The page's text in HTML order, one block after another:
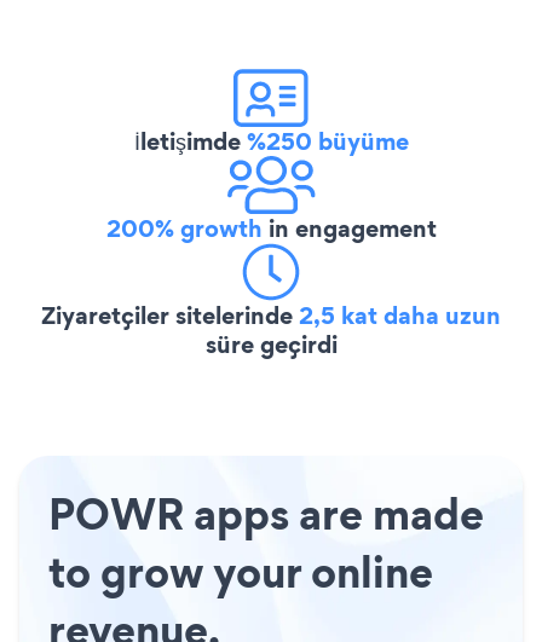
İletişimde%250 büyüme
200% growth in engagement
Ziyaretçiler sitelerinde2,5 kat daha uzun
süre geçirdi
POWR apps are made
to grow your online
revenue.